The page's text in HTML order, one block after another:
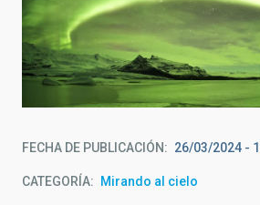
Auroras boreales en Islandia
FECHA DE PUBLICACIÓN 26/03/2024 -
CATEGORÍA Mirando al cielo